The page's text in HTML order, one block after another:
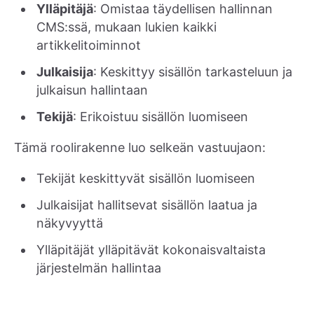
Ylläpitäjä: Omistaa täydellisen hallinnan
CMS:ssä, mukaan lukien kaikki
artikkelitoiminnot
Julkaisija: Keskittyy sisällön tarkasteluun ja
julkaisun hallintaan
Tekijä: Erikoistuu sisällön luomiseen
Tämä roolirakenne luo selkeän vastuujaon:
Tekijät keskittyvät sisällön luomiseen
Julkaisijat hallitsevat sisällön laatua ja
näkyvyyttä
Ylläpitäjät ylläpitävät kokonaisvaltaista
järjestelmän hallintaa